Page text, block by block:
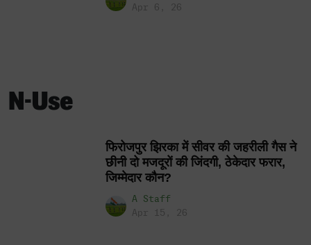
Apr 6, 26
N-Use
फिरोजपुर झिरका में सीवर की जहरीली गैस ने
छीनी दो मजदूरों की जिंदगी, ठेकेदार फरार,
जिम्मेदार कौन?
A Staff
Apr 15, 26